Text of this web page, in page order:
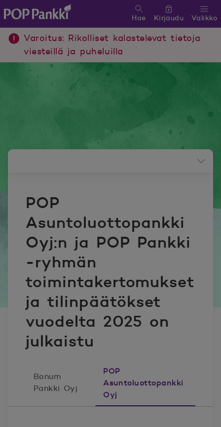
POP Pankki, etusivulle
Valikko
Hae Kirjaudu
Varoitus: Rikolliset kalastelevat tietoja
viesteillä ja puheluilla
POP
Asuntoluottopankki
Oyj:n ja POP Pankki
-ryhmän
toimintakertomukset
ja tilinpäätökset
vuodelta 2025 on
julkaistu
Bonum
Pankki Oyj
POP
Asuntoluottopankki
Oyj